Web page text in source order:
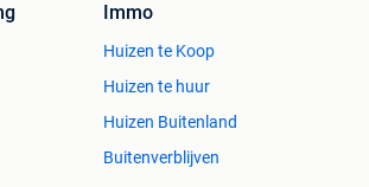
Immo
Huizen te Koop
Huizen te huur
Huizen Buitenland
Buitenverblijven